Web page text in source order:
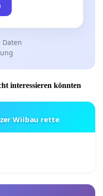
interessieren könnten
Wiibau rette